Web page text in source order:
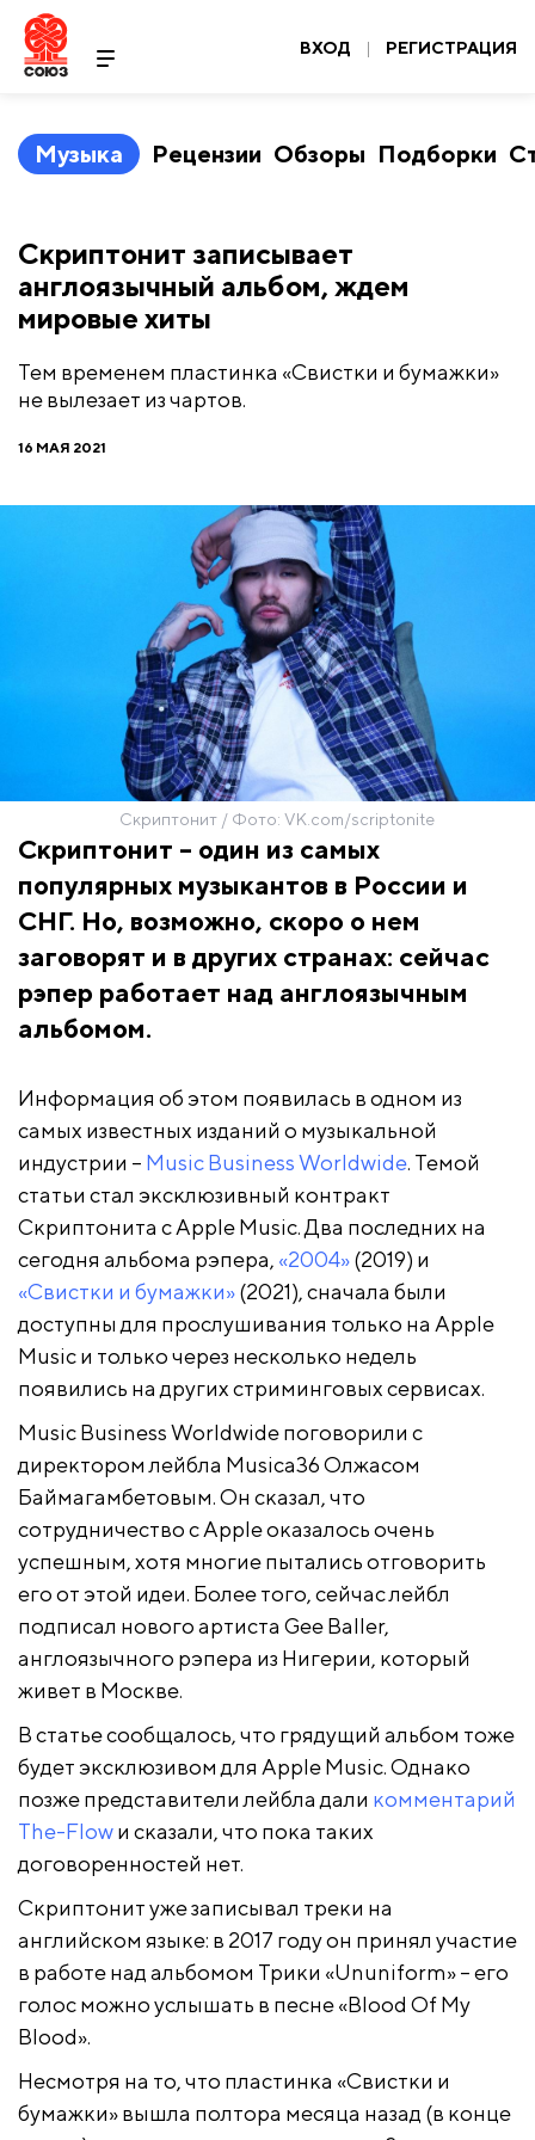
ВХОД | РЕГИСТРАЦИЯ
Музыка Рецензии Обзоры Подборки
Скриптонит записывает
англоязычный альбом, ждем
мировые хиты
Тем временем пластинка «Свистки и бумажки»
не вылезает из чартов.
16 МАЯ 2021
Скриптонит / Фото: VK.com/scriptonite
Скриптонит – один из самых
популярных музыкантов в России и
СНГ. Но, возможно, скоро о нем
заговорят и в других странах: сейчас
рэпер работает над англоязычным
альбомом.
Информация об этом появилась в одном из
самых известных изданий о музыкальной
индустрии – Music Business Worldwide. Темой
статьи стал эксклюзивный контракт
Скриптонита с Apple Music. Два последних на
сегодня альбома рэпера, «2004»(2019) и
«Свистки и бумажки»(2021), сначала были
доступны для прослушивания только на Apple
Music и только через несколько недель
появились на других стриминговых сервисах.
Music Business Worldwide поговорили с
директором лейбла Musica36 Олжасом
Баймагамбетовым. Он сказал, что
сотрудничество с Apple оказалось очень
успешным, хотя многие пытались отговорить
его от этой идеи. Более того, сейчас лейбл
подписал нового артиста Gee Baller,
англоязычного рэпера из Нигерии, который
живет в Москве.
В статье сообщалось, что грядущий альбом тоже
будет эксклюзивом для Apple Music. Однако
позже представители лейбла дали комментарий
The-Flowи сказали, что пока таких
договоренностей нет.
Скриптонит уже записывал треки на
английском языке: в 2017 году он принял участие
в работе над альбомом Трики «Ununiform» – его
голос можно услышать в песне «Blood Of My
Blood».
Несмотря на то, что пластинка «Свистки и
бумажки» вышла полтора месяца назад (в конце